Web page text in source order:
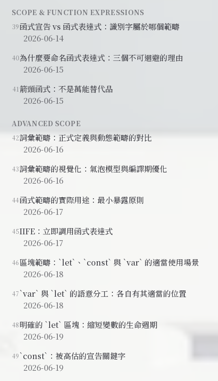
SCOPE & FUNCTION EXPRESSIONS
39函式宣告 vs 函式表達式：識別字屬於哪個範疇
2026-06-14
40為什麼要命名函式表達式：三個不可迴避的理由
2026-06-15
41 箭頭函式：不是萬能替代品
2026-06-15
ADVANCED SCOPE
42詞彙範疇：正式定義與動態範疇的對比
2026-06-16
43詞彙範疇的視覺化：氣泡模型與編譯期優化
2026-06-16
44函式範疇的實際用途：最小暴露原則
2026-06-17
45IIFE：立即調用函式表達式
2026-06-17
46區塊範疇：`let`、`const` 與 `var` 的適當使用場景
2026-06-18
47`var` 與 `let` 的語意分工：各自有其適當的位置
2026-06-18
48明確的 `let` 區塊：縮短變數的生命週期
2026-06-19
49`const`：被高估的宣告關鍵字
2026-06-19